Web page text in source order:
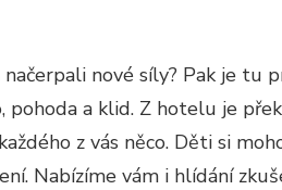
nové síly? Pak je tu
a klid. Z hotelu je
z vás něco. Děti si
Nabízíme vám i hlídání